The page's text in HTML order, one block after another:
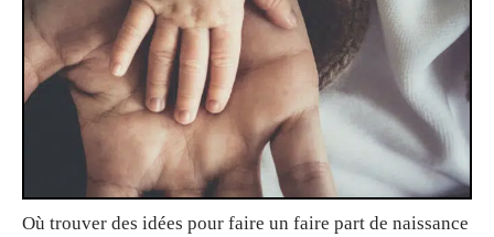
Où trouver des idées pour faire un faire part de naissance